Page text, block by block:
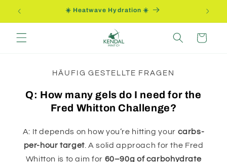
zum
Inhalt
☀️ Heatwave Hydration ☀️
Warenkorb
HÄUFIG GESTELLTE FRAGEN
Q: How many gels do I need for the
Fred Whitton Challenge?
A: It depends on how you’re hitting your carbs-
per-hour target. A solid approach for the Fred
Whitton is to aim for 60–90g of carbohydrate